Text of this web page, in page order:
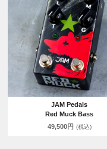
JAM Pedals
Red Muck Bass
49,500円 (税込)